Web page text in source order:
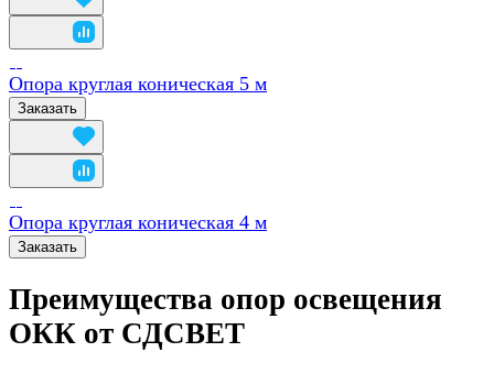
Опора круглая коническая 5 м
Заказать
Опора круглая коническая 4 м
Заказать
Преимущества опор освещения
ОКК от СДСВЕТ